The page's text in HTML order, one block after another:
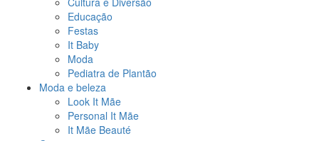
Educação
Festas
It Baby
Moda
Pediatra de Plantão
Moda e beleza
Look It Mãe
Personal It Mãe
It Mãe Beauté